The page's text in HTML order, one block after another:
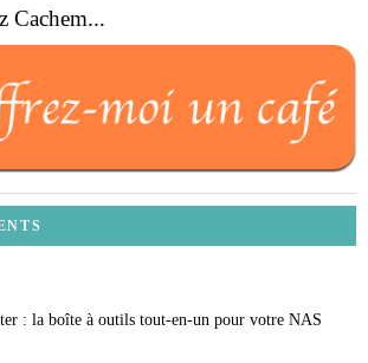
Cachem...
: la boîte à outils tout-en-un pour votre NAS